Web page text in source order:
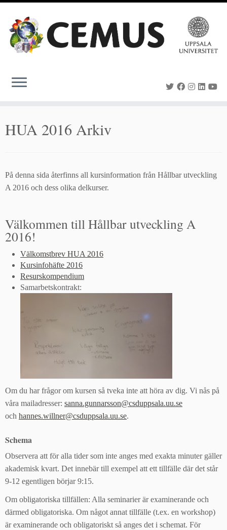
content
HUA 2016 Arkiv
På denna sida återfinns all kursinformation från Hållbar utveckling
A 2016 och dess olika delkurser.
Välkommen till Hållbar utveckling A
2016!
Välkomstbrev HUA 2016
Kursinfohäfte 2016
Resurskompendium
Samarbetskontrakt:
Om du har frågor om kursen så tveka inte att höra av dig. Vi nås på
våra mailadresser: sanna.gunnarsson@csduppsala.uu.se
och hannes.willner@csduppsala.uu.se.
Schema
Observera att för alla tider som inte anges med exakta minuter gäller
akademisk kvart. Det innebär till exempel att ett tillfälle där det står
9-12 egentligen börjar 9:15.
Om obligatoriska tillfällen: Alla seminarier är examinerande och
därmed obligatoriska. Om något annat tillfälle (t.ex. en workshop)
är examinerande och obligatoriskt så anges det i schemat. För